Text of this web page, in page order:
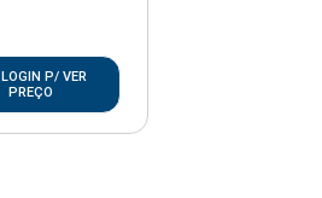
LOGIN P/ VER
PREÇO